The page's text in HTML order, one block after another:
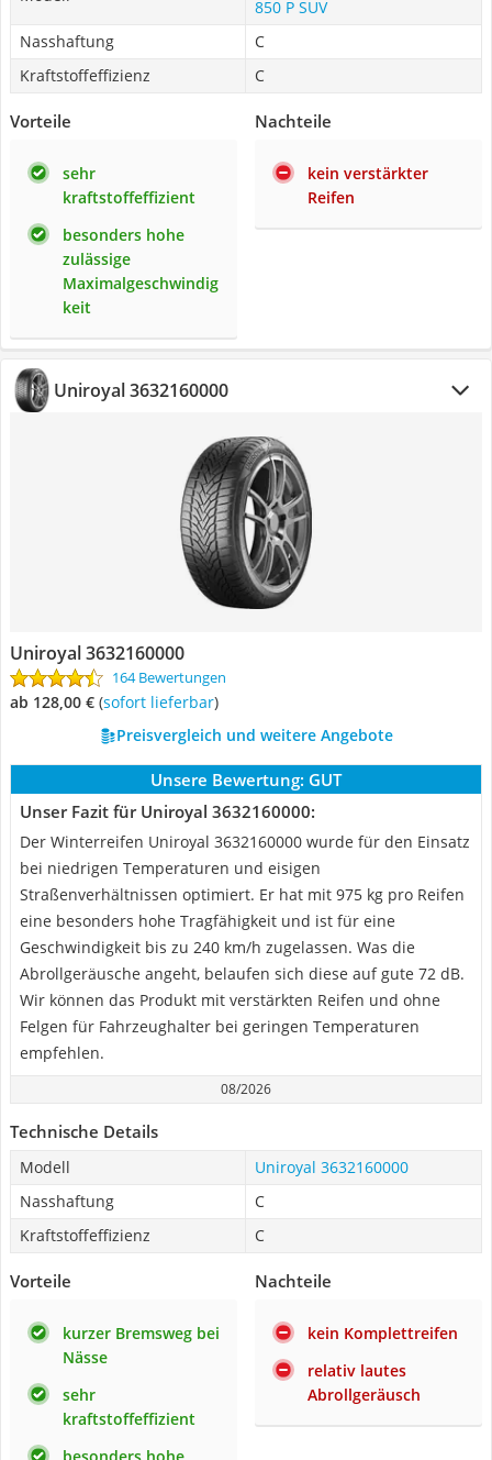
850 P SUV
Nasshaftung
C
Kraftstoffeffizienz
C
Vorteile
sehr
kraftstoffeffizient
besonders hohe
zulässige
Maximalgeschwindig
keit
Nachteile
kein verstärkter
Reifen
Uniroyal 3632160000
Uniroyal 3632160000
164 Bewertungen
ab 128,00 € ( Sofort lieferbar)
Preisvergleich und weitere Angebote
Unsere Bewertung: GUT
Unser Fazit für Uniroyal 3632160000:
Der Winterreifen Uniroyal 3632160000 wurde für den Einsatz
bei niedrigen Temperaturen und eisigen
Straßenverhältnissen optimiert. Er hat mit 975 kg pro Reifen
eine besonders hohe Tragfähigkeit und ist für eine
Geschwindigkeit bis zu 240 km/h zugelassen. Was die
Abrollgeräusche angeht, belaufen sich diese auf gute 72 dB.
Wir können das Produkt mit verstärkten Reifen und ohne
Felgen für Fahrzeughalter bei geringen Temperaturen
empfehlen.
08/2026
Technische Details
Modell
Uniroyal 3632160000
Nasshaftung
C
Kraftstoffeffizienz
C
Vorteile
kurzer Bremsweg bei
Nässe
sehr
kraftstoffeffizient
Nachteile
kein Komplettreifen
relativ lautes
Abrollgeräusch